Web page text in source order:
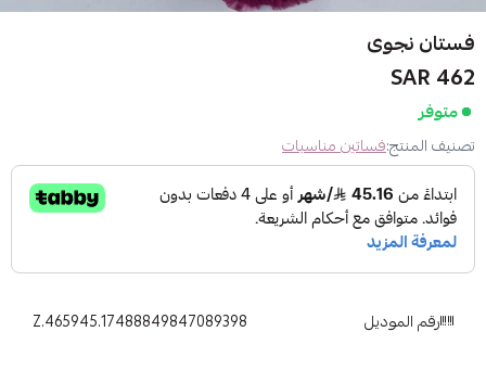
فستان نجوى
462 SAR
متوفر
تصنيف المنتج:فساتين مناسبات
رقم الموديل Z.465945.17488849847089398